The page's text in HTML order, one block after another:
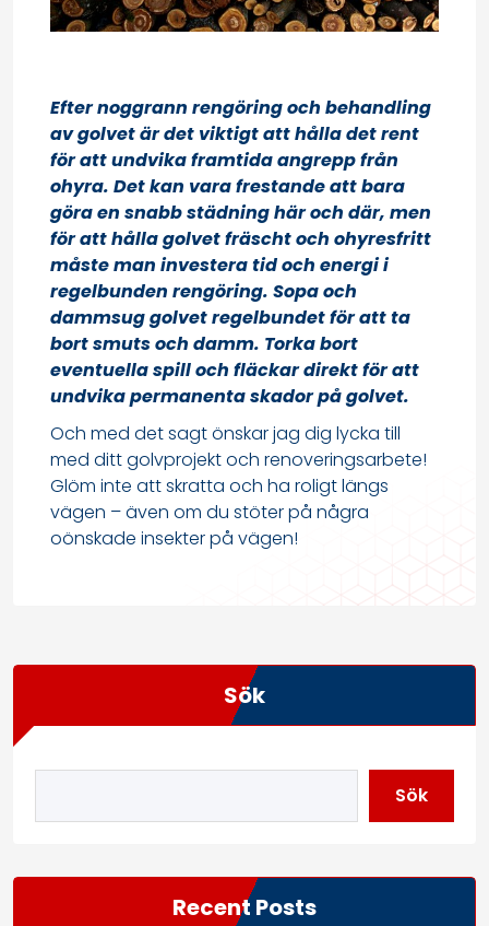
Efter noggrann rengöring och behandling
av golvet är det viktigt att hålla det rent
för att undvika framtida angrepp från
ohyra. Det kan vara frestande att bara
göra en snabb städning här och där, men
för att hålla golvet fräscht och ohyresfritt
måste man investera tid och energi i
regelbunden rengöring. Sopa och
dammsug golvet regelbundet för att ta
bort smuts och damm. Torka bort
eventuella spill och fläckar direkt för att
undvika permanenta skador på golvet.
Och med det sagt önskar jag dig lycka till
med ditt golvprojekt och renoveringsarbete!
Glöm inte att skratta och ha roligt längs
vägen – även om du stöter på några
oönskade insekter på vägen!
Sök
Sök
Recent Posts